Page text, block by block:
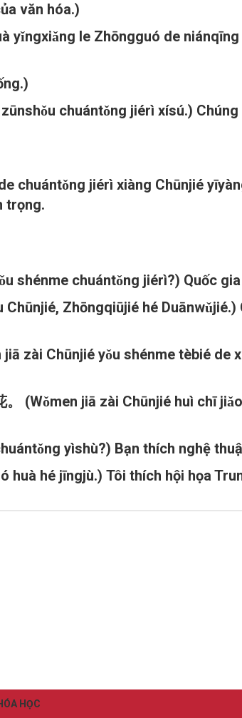
văn hóa.)
yǐngxiǎng le Zhōngguó de
chuántǒng jiérì xísú.)
chuántǒng jiérì xiàng Chūnjié
trọng.
shénme chuántǒng jiérì?) Quốc
Chūnjié, Zhōngqiūjié hé
zài Chūnjié yǒu shénme tèbié
(Wǒmen jiā zài Chūnjié huì chī
yìshù?) Bạn thích nghệ
huà hé jīngjù.) Tôi thích hội họa
HỌC